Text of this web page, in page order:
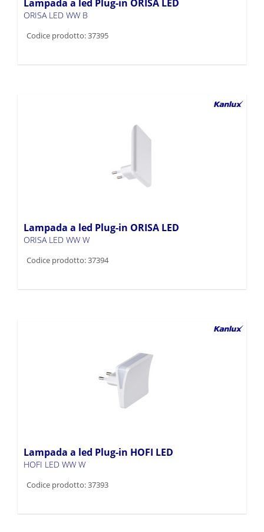
Lampada a led Plug-in ORISA LED
ORISA LED WW B
Codice prodotto: 37395
Lampada a led Plug-in ORISA LED
ORISA LED WW W
Codice prodotto: 37394
Lampada a led Plug-in HOFI LED
HOFI LED WW W
Codice prodotto: 37393